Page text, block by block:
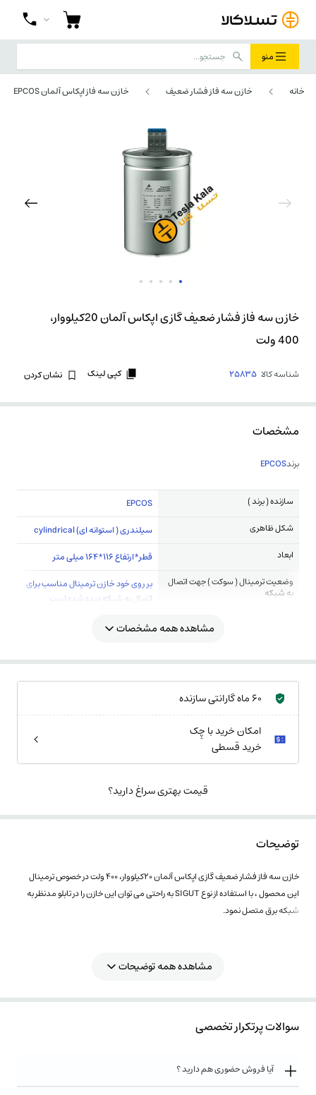
منو
خانه خازن سه فاز فشار ضعیف خازن سه فاز اپکاس آلمان EPCOS
خازن سه فاز فشار ضعیف گازی اپکاس آلمان 20کیلووار،
400 ولت
شناسه کالا 25835 کپی لینک نشان کردن
مشخصات
برندEPCOS
سازنده ( برند )
EPCOS
شکل ظاهری
سیلندری ( استوانه ای) cylindrical
ابعاد
قطر*ارتفاع 116*164 میلی متر
وضعیت ترمینال ( سوکت ) جهت اتصال
به شبکه
بر روی خود خازن ترمینال مناسب برای
اتصال به شبکه دیده شده است
مشاهده همه مشخصات
60 ماه گارانتی سازنده
امکان خرید با چِک
خرید قسطی
قیمت بهتری سراغ دارید؟
توضیحات
خازن سه فاز فشار ضعیف گازی اپکاس آلمان 20کیلووار، 400 ولت در خصوص ترمینال
این محصول ، با استفاده از نوع SIGUT به راحتی می توان این خازن را در تابلو مدنظر به
شبکه برق متصل نمود.
مشاهده همه توضیحات
سوالات پرتکرار تخصصی
آیا فروش حضوری هم دارید ؟